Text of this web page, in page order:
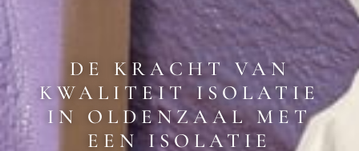
DE KRACHT VAN
KWALITEIT ISOLATIE
IN OLDENZAAL MET
EEN ISOLATIE